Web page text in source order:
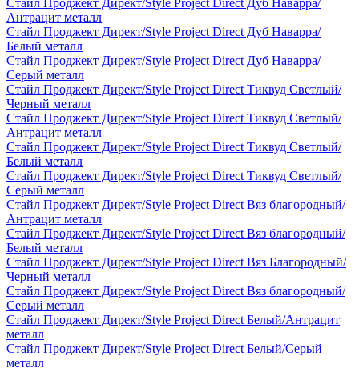
Стайл Проджект Директ/Style Project Direct Дуб Наварра/
Антрацит металл
Стайл Проджект Директ/Style Project Direct Дуб Наварра/
Белый металл
Стайл Проджект Директ/Style Project Direct Дуб Наварра/
Серый металл
Стайл Проджект Директ/Style Project Direct Тиквуд Светлый/
Черный металл
Стайл Проджект Директ/Style Project Direct Тиквуд Светлый/
Антрацит металл
Стайл Проджект Директ/Style Project Direct Тиквуд Светлый/
Белый металл
Стайл Проджект Директ/Style Project Direct Тиквуд Светлый/
Серый металл
Стайл Проджект Директ/Style Project Direct Вяз благородный/
Антрацит металл
Стайл Проджект Директ/Style Project Direct Вяз благородный/
Белый металл
Стайл Проджект Директ/Style Project Direct Вяз Благородный/
Черный металл
Стайл Проджект Директ/Style Project Direct Вяз благородный/
Серый металл
Стайл Проджект Директ/Style Project Direct Белый/Антрацит
металл
Стайл Проджект Директ/Style Project Direct Белый/Серый
металл